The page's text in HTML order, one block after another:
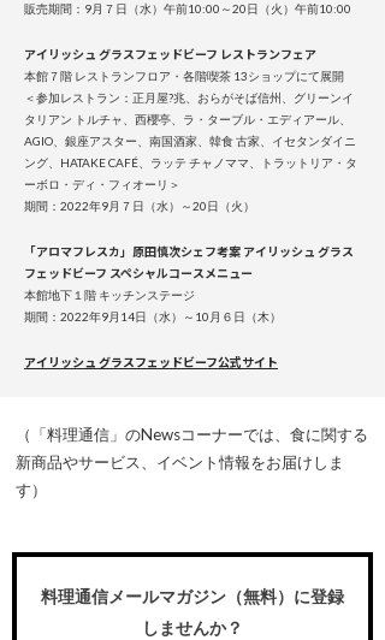
販売期間：9月７日（水）午前10:00～20日（火）午前10:00
アイリッシュ グラスフェッドビーフ レストランフェア
本館７階 レストランフロア・各階喫茶 13ショップにて展開
＜参加レストラン：正月屋?兆、おらがそば信州、グリーンイ
タリアン トルチャ、西櫻亭、ラ・ターブル・エディアール、
AGIO、銀座アスター、南国酒家、韓食 古家、イセタンダイニ
ング、HATAKE CAFÉ、ラッテ チャノママ、トラットリア・タ
ーボロ・ディ・フィオーリ＞
期間：2022年9月７日（水）～20日（火）
「アロマフレスカ」原田慎次シェフ考案 アイリッシュ グラス
フェッドビーフ スペシャルコースメニュー
本館地下１階 キッチンステージ
期間：2022年9月14日（水）～10月６日（木）
アイリッシュ グラスフェッドビーフ公式サイト
（「料理通信」のNewsコーナーでは、食に関する
新商品やサービス、イベント情報をお届けしま
す）
料理通信メールマガジン（無料）に登録
しませんか？